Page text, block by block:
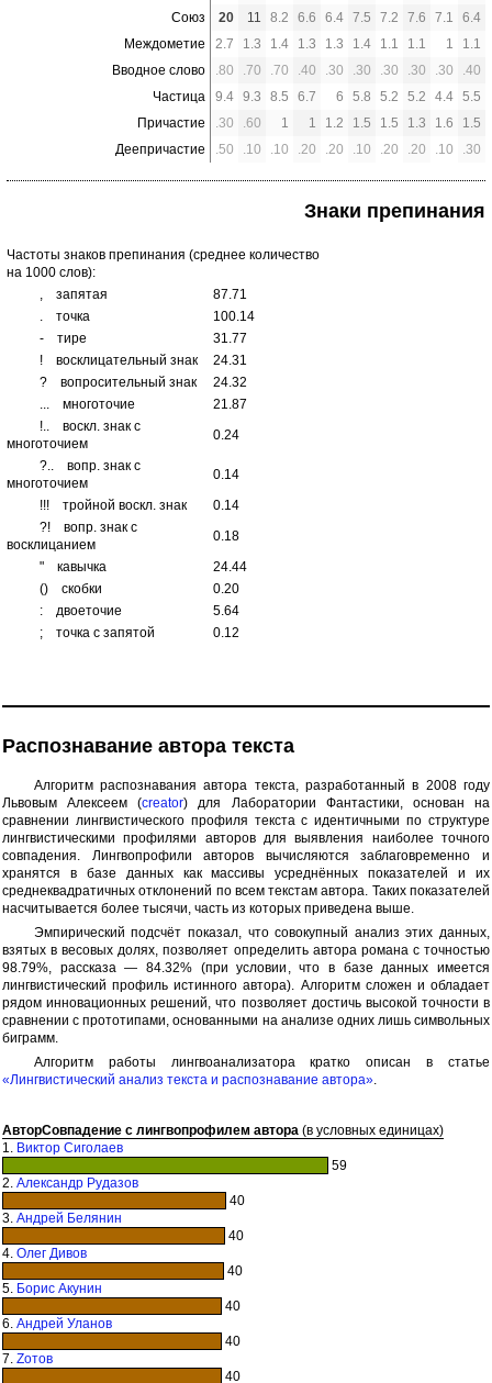
Союз
20 11 8.2 6.6 6.4 7.5 7.2 7.6 7.1
6.4
Междометие
2.7 1.3 1.4 1.3 1.3 1.4 1.1 1.1 1
1.1
Вводное слово
.80 .70 .70 .40 .30 .30 .30 .30 .30
.40
Частица
9.4 9.3 8.5 6.7 6 5.8 5.2 5.2 4.4 5.5
Причастие
.30 .60 1 1 1.2 1.5 1.5 1.3 1.6
1.5
Деепричастие
.50 .10 .10 .20 .20 .10 .20 .20 .10 .30
Знаки препинания
Частоты знаков препинания (среднее количество
на 1000 слов):
,
запятая
87.71
.
точка
100.14
-
тире
31.77
!
восклицательный знак
24.31
?
вопросительный знак
24.32
...
многоточие
21.87
!..
воскл. знак с
многоточием
0.24
?..
вопр. знак с
многоточием
0.14
!!!
тройной воскл. знак
0.14
?!
вопр. знак с
восклицанием
0.18
"
кавычка
24.44
()
скобки
0.20
:
двоеточие
5.64
;
точка с запятой 0.12
Распознавание автора текста
Алгоритм распознавания автора текста, разработанный в 2008 году
Львовым Алексеем (creator) для Лаборатории Фантастики, основан на
сравнении лингвистического профиля текста с идентичными по структуре
лингвистическими профилями авторов для выявления наиболее точного
совпадения. Лингвопрофили авторов вычисляются заблаговременно и
хранятся в базе данных как массивы усреднённых показателей и их
среднеквадратичных отклонений по всем текстам автора. Таких показателей
насчитывается более тысячи, часть из которых приведена выше.
Эмпирический подсчёт показал, что совокупный анализ этих данных,
взятых в весовых долях, позволяет определить автора романа с точностью
98.79%, рассказа — 84.32% (при условии, что в базе данных имеется
лингвистический профиль истинного автора). Алгоритм сложен и обладает
рядом инновационных решений, что позволяет достичь высокой точности в
сравнении с прототипами, основанными на анализе одних лишь символьных
биграмм.
Алгоритм работы лингвоанализатора кратко описан в статье
«Лингвистический анализ текста и распознавание автора».
АвторСовпадение с лингвопрофилем автора (в условных единицах)
1. Виктор Сиголаев
59
2. Александр Рудазов
40
3. Андрей Белянин
40
4. Олег Дивов
40
5. Борис Акунин
40
6. Андрей Уланов
40
7. Zотов
40